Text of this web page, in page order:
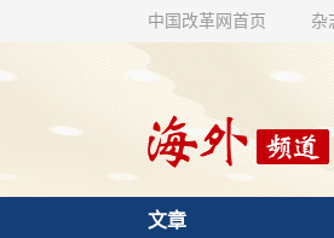
中国改革网首页 杂
文章